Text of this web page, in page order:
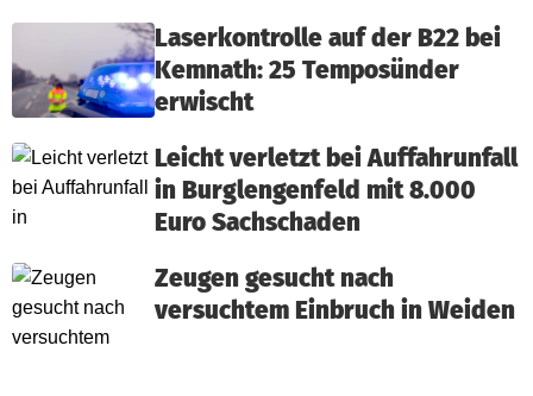
Laserkontrolle auf der B22 bei
Kemnath: 25 Temposünder
erwischt
Leicht verletzt bei Auffahrunfall
in Burglengenfeld mit 8.000
Euro Sachschaden
Zeugen gesucht nach
versuchtem Einbruch in Weiden